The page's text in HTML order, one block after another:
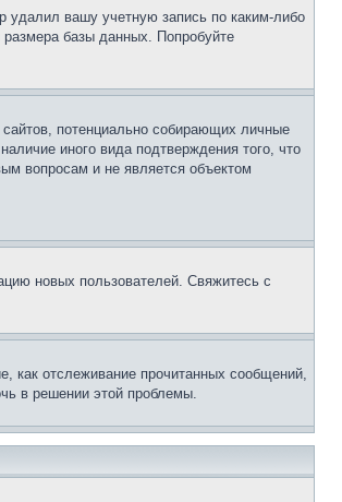
удалил вашу учетную запись по каким-либо
базы данных. Попробуйте
потенциально собирающих личные
иного вида подтверждения того, что
вопросам и не является объектом
новых пользователей. Свяжитесь с
как отслеживание прочитанных сообщений,
в решении этой проблемы.